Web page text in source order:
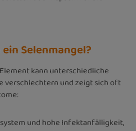
Selenmangel?
kann unterschiedliche
verschlechtern und zeigt sich oft
und hohe Infektanfälligkeit,